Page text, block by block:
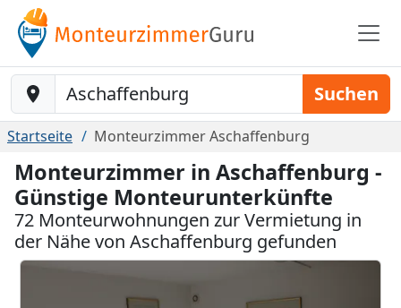
Baustelle-Location Suchen
Startseite Monteurzimmer Aschaffenburg
Monteurzimmer in Aschaffenburg -
Günstige Monteurunterkünfte
72 Monteurwohnungen zur Vermietung in
der Nähe von Aschaffenburg gefunden